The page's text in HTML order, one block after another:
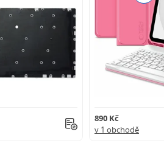
890 Kč
v 1 obchodě